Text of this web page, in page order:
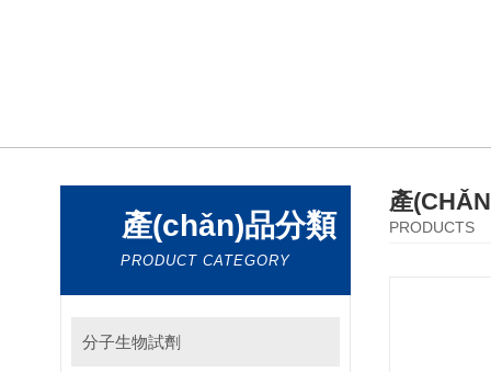
產(chǎn)品分類
PRODUCT CATEGORY
分子生物試劑
產
PRODUCTS